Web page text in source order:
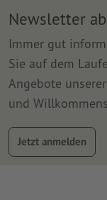
Newsletter
Immer gut
Sie auf dem
Angebote
und
Jetzt anmelden